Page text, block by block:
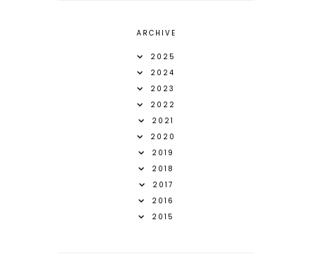
ARCHIVE
2025
2024
2023
2022
2021
2020
2019
2018
2017
2016
2015